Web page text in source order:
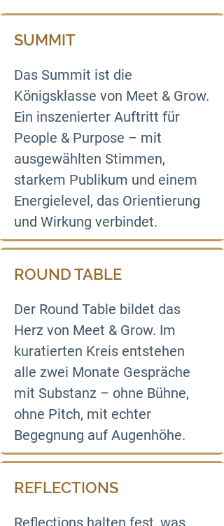
SUMMIT
Das Summit ist die
Königsklasse von Meet & Grow.
Ein inszenierter Auftritt für
People & Purpose – mit
ausgewählten Stimmen,
starkem Publikum und einem
Energielevel, das Orientierung
und Wirkung verbindet.
ROUND TABLE
Der Round Table bildet das
Herz von Meet & Grow. Im
kuratierten Kreis entstehen
alle zwei Monate Gespräche
mit Substanz – ohne Bühne,
ohne Pitch, mit echter
Begegnung auf Augenhöhe.
REFLECTIONS
Reflections halten fest, was